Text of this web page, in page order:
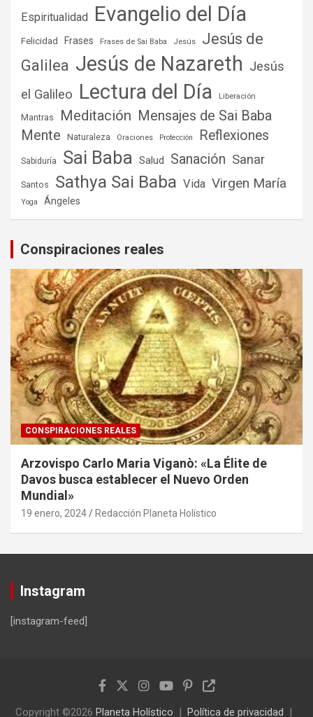
Espiritualidad Evangelio del Día
Felicidad Frases Frases de Sai Baba Jesús
Jesús de
Galilea Jesús de Nazareth Jesús
el Galileo Lectura del Día Liberación
Mantras Meditación Mensajes de Sai Baba
Mente
Naturaleza Oraciones Protección Reflexiones
Sabiduría Sai Baba Salud Sanación Sanar
Santos Sathya Sai Baba Vida Virgen María
Yoga Ángeles
Conspiraciones reales
CONSPIRACIONES REALES
Arzovispo Carlo Maria Viganò: «La Élite de
Davos busca establecer el Nuevo Orden
Mundial»
19 enero, 2024 Redacción Planeta Holístico
Instagram
[instagram-feed]
Copyright ©2026 Planeta Holístico Política de privacidad